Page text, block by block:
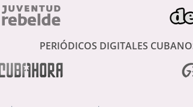
PERIÓDICOS DIGITALES